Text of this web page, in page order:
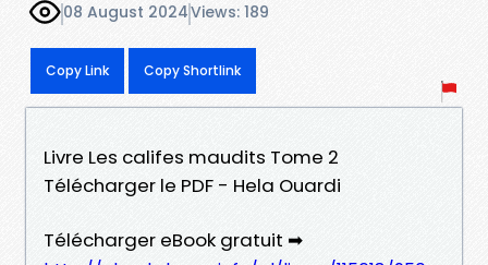
08 August 2024Views: 189
Copy Link Copy Shortlink
Livre Les califes maudits Tome 2
Télécharger le PDF - Hela Ouardi
Télécharger eBook gratuit ➡